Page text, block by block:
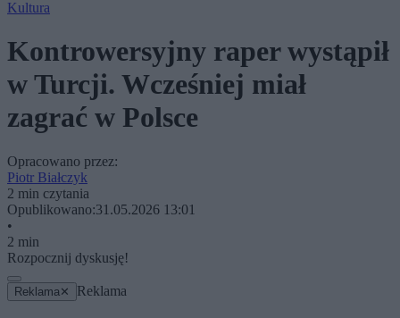
Kultura
Kontrowersyjny raper wystąpił
w Turcji. Wcześniej miał
zagrać w Polsce
Opracowano przez:
Piotr Białczyk
2 min czytania
Opublikowano:31.05.2026 13:01
•
2 min
Rozpocznij dyskusję!
Reklama ✕ Reklama